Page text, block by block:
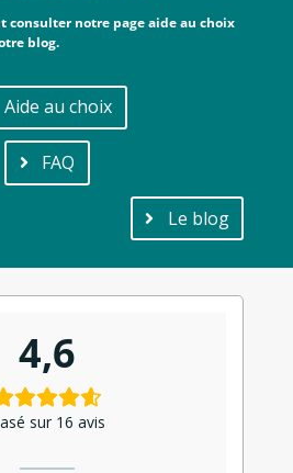
consulter notre page aide au choix
blog.
Aide au choix
FAQ
Le blog
4,6
sur 16 avis